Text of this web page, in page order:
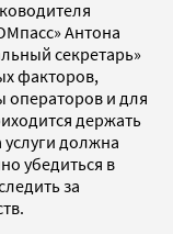
Антона
секретарь»
факторов,
и для
держать
должна
убедиться в
за